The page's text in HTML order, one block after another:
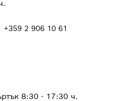
+359 2 906 10 61
8:30 - 17:30 ч.